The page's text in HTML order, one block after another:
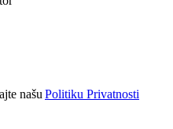
našu Politiku Privatnosti